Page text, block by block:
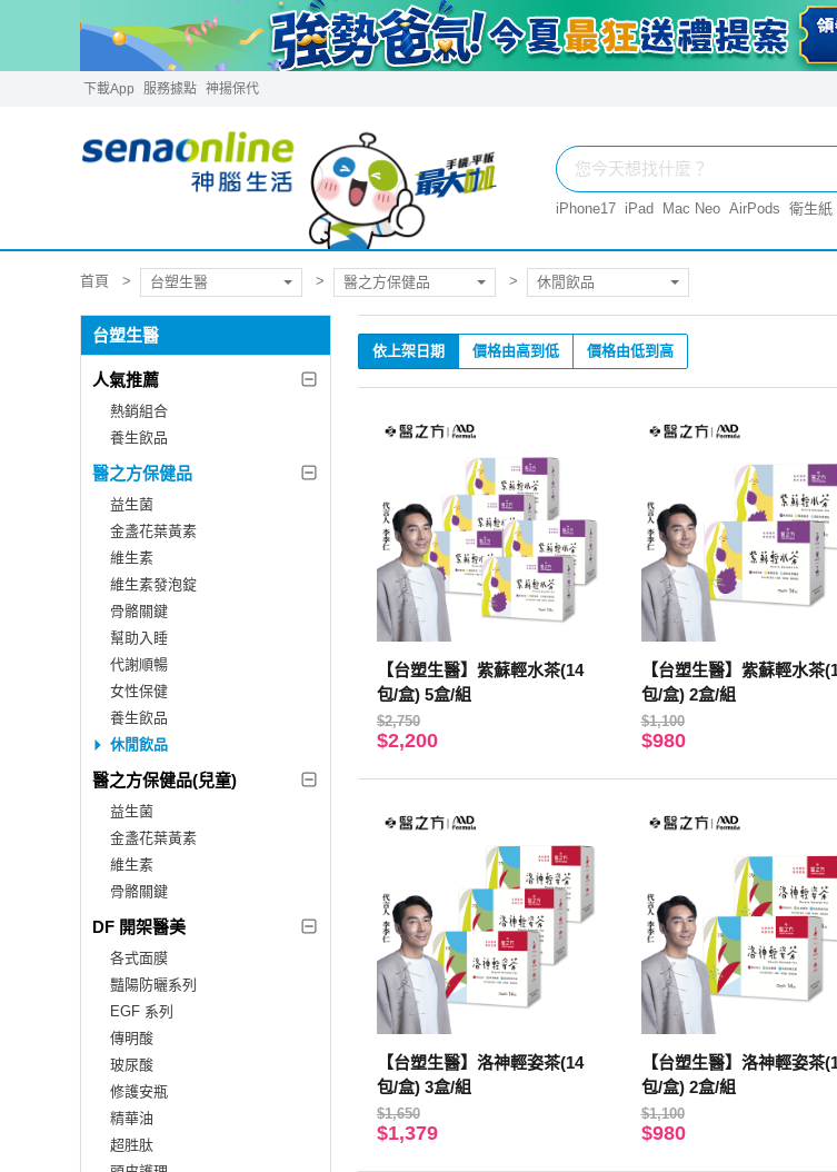
下載App 服務據點 神揚保代
iPhone17 iPad Mac Neo AirPods 衛生紙
首頁 台塑生醫 醫之方保健品 休閒飲品
台塑生醫
人氣推薦
熱銷組合
養生飲品
醫之方保健品
益生菌
金盞花葉黃素
維生素
維生素發泡錠
骨骼關鍵
幫助入睡
代謝順暢
女性保健
養生飲品
休閒飲品
醫之方保健品(兒童)
益生菌
金盞花葉黃素
維生素
骨骼關鍵
DF 開架醫美
各式面膜
豔陽防曬系列
EGF 系列
傳明酸
玻尿酸
修護安瓶
精華油
超胜肽
依上架日期 價格由高到低 價格由低到高
【台塑生醫】紫蘇輕水茶(14
包/盒) 5盒/組
$2,750
$2,200
【台塑生醫】紫蘇輕水茶
包/盒) 2盒/組
$1,100
$980
【台塑生醫】洛神輕姿茶(14
包/盒) 3盒/組
$1,650
$1,379
【台塑生醫】洛神輕姿茶
包/盒) 2盒/組
$1,100
$980